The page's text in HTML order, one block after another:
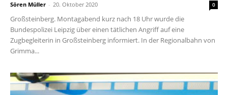
Sören Müller - 20. Oktober 2020 0
Großsteinberg. Montagabend kurz nach 18 Uhr wurde die
Bundespolizei Leipzig über einen tätlichen Angriff auf eine
Zugbegleiterin in Großsteinberg informiert. In der Regionalbahn von
Grimma...